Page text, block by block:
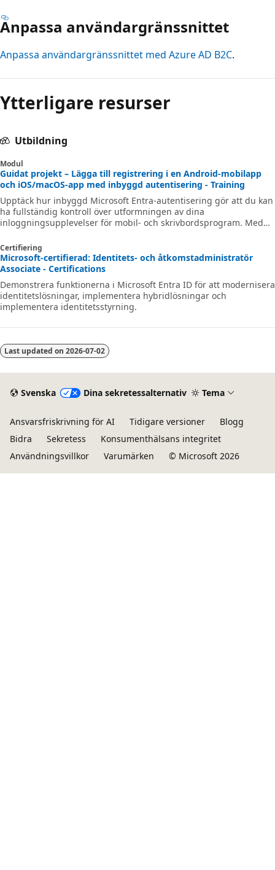
Anpassa användargränssnittet
Anpassa användargränssnittet med Azure AD B2C.
Ytterligare resurser
Utbildning
Modul
Guidat projekt – Lägga till registrering i en Android-mobilapp
och iOS/macOS-app med inbyggd autentisering - Training
Upptäck hur inbyggd Microsoft Entra-autentisering gör att du kan
ha fullständig kontroll över utformningen av dina
inloggningsupplevelser för mobil- och skrivbordsprogram. Med
inklusive designelement, logotypplacering och layout, vilket
säkerställer ett konsekvent och varumärkesanpassat utseende
samtidigt som det ger en säker och sömlös inloggningsupplevelse
Certifiering
Microsoft-certifierad: Identitets- och åtkomstadministratör
Associate - Certifications
Demonstrera funktionerna i Microsoft Entra ID för att modernisera
identitetslösningar, implementera hybridlösningar och
implementera identitetsstyrning.
Last updated on 2026-07-02
Svenska Dina sekretessalternativ Tema
Ansvarsfriskrivning för AI Tidigare versioner
Blogg
Bidra
Sekretess
Konsumenthälsans integritet
Användningsvillkor
Varumärken © Microsoft 2026